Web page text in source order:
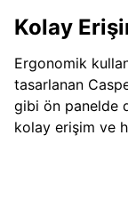
Kolay
Ergonomik
tasarlanan
gibi ön panelde
kolay erişim ve